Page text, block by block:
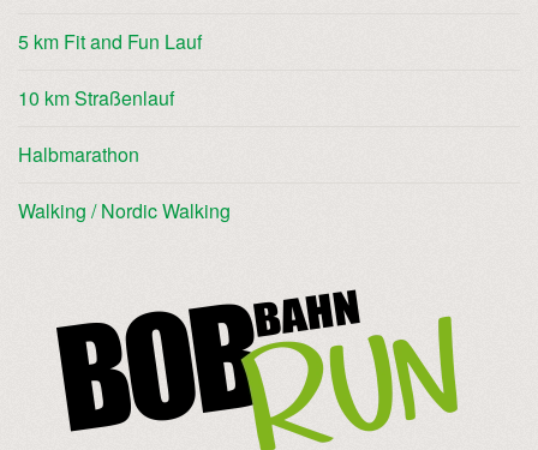
5 km Fit and Fun Lauf
10 km Straßenlauf
Halbmarathon
Walking / Nordic Walking